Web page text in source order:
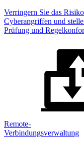
Verringern Sie das
Cyberangriffen und
Prüfung und
Remote-
Verbindungsverwaltung